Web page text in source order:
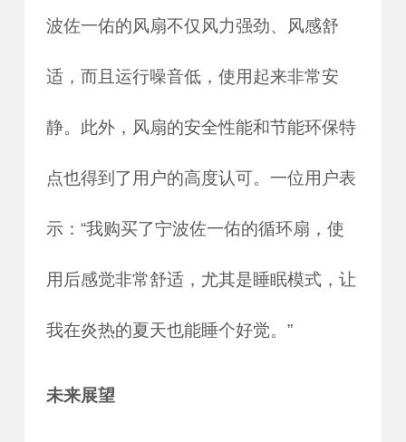
波佐一佑的风扇不仅风力强劲、风感舒
适，而且运行噪音低，使用起来非常安
静。此外，风扇的安全性能和节能环保特
点也得到了用户的高度认可。一位用户表
示： “我购买了宁波佐一佑的循环扇，使
用后感觉非常舒适，尤其是睡眠模式，让
我在炎热的夏天也能睡个好觉。”
未来展望